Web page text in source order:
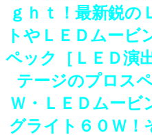
ｇｈｔ！最新鋭
トやＬＥＤムー
ペック［ＬＥＤ演
テージのプロス
Ｗ・ＬＥＤムービ
グライト６０Ｗ！